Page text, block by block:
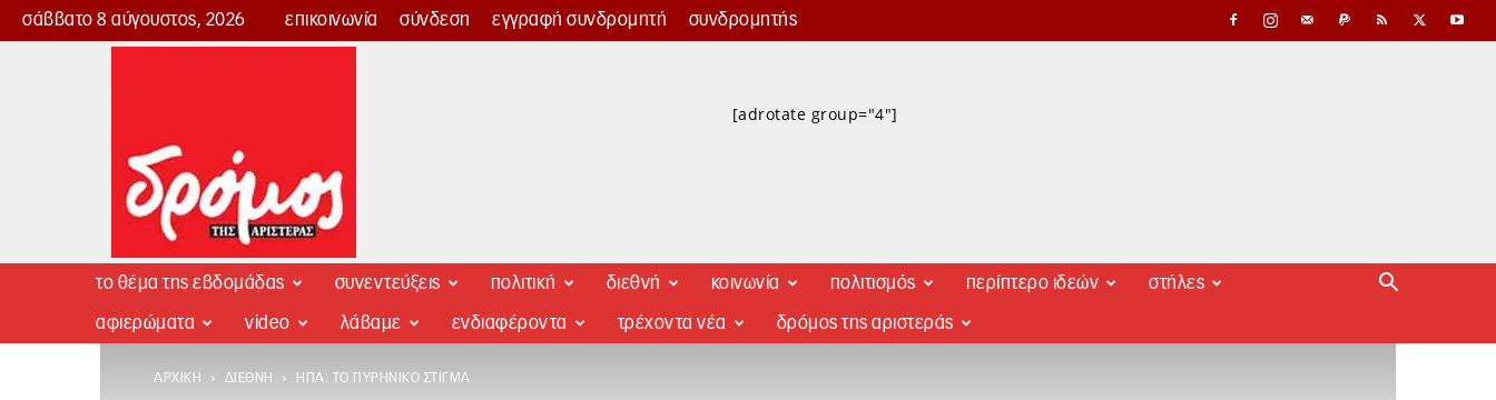
σάββατο 8 αύγουστος, 2026 επικοινωνία σύνδεση εγγραφή συνδρομητή συνδρομητής
Δρόμος
[adrotate group="4"]
το θέμα της εβδομάδας συνεντεύξεις πολιτική διεθνή κοινωνία πολιτισμός περίπτερο ιδεών στήλες
αφιερώματα video λάβαμε ενδιαφέροντα τρέχοντα νέα δρόμος της αριστεράς
ΑΡΧΙΚΉ ΔΙΕΘΝΉ ΗΠΑ: ΤΟ ΠΥΡΗΝΙΚΌ ΣΤΊΓΜΑ